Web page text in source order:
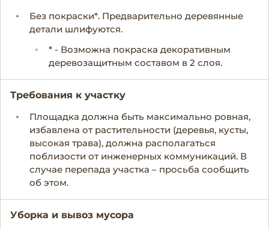
Без покраски*. Предварительно деревянные
детали шлифуются.
* - Возможна покраска декоративным
деревозащитным составом в 2 слоя.
Требования к участку
Площадка должна быть максимально ровная,
избавлена от растительности (деревья, кусты,
высокая трава), должна располагаться
поблизости от инженерных коммуникаций. В
случае перепада участка – просьба сообщить
об этом.
Уборка и вывоз мусора